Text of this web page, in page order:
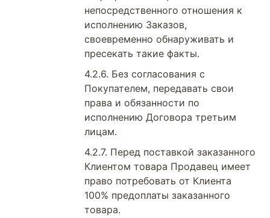
непосредственного отношения к
исполнению Заказов,
своевременно обнаруживать и
пресекать такие факты.
Без согласования с
Покупателем, передавать свои
права и обязанности по
исполнению Договора третьим
лицам.
Перед поставкой заказанного
Клиентом товара Продавец имеет
право потребовать от Клиента
100% предоплаты заказанного
товара.